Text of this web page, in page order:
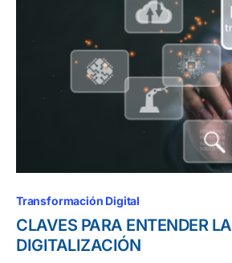
Transformación Digital
CLAVES PARA ENTENDER LA
DIGITALIZACIÓN